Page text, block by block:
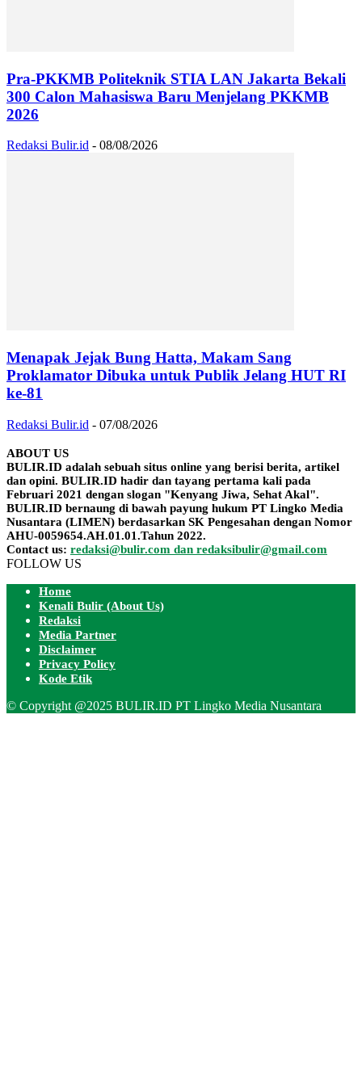
Pra-PKKMB Politeknik STIA LAN Jakarta Bekali
300 Calon Mahasiswa Baru Menjelang PKKMB
2026
Redaksi Bulir.id - 08/08/2026
Menapak Jejak Bung Hatta, Makam Sang
Proklamator Dibuka untuk Publik Jelang HUT RI
ke-81
Redaksi Bulir.id - 07/08/2026
ABOUT US
BULIR.ID adalah sebuah situs online yang berisi berita, artikel
dan opini. BULIR.ID hadir dan tayang pertama kali pada
Februari 2021 dengan slogan "Kenyang Jiwa, Sehat Akal".
BULIR.ID bernaung di bawah payung hukum PT Lingko Media
Nusantara (LIMEN) berdasarkan SK Pengesahan dengan Nomor
AHU-0059654.AH.01.01.Tahun 2022.
Contact us: redaksi@bulir.com dan redaksibulir@gmail.com
FOLLOW US
Home
Kenali Bulir (About Us)
Redaksi
Media Partner
Disclaimer
Privacy Policy
Kode Etik
© Copyright @2025 BULIR.ID PT Lingko Media Nusantara